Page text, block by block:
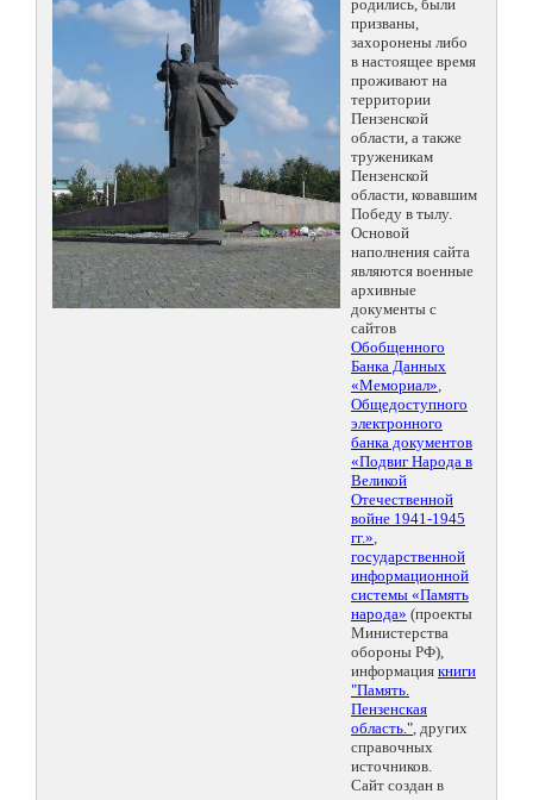
родились, были
призваны,
захоронены либо
в настоящее время
проживают на
территории
Пензенской
области, а также
труженикам
Пензенской
области, ковавшим
Победу в тылу.
Основой
наполнения сайта
являются военные
архивные
документы с
сайтов
Обобщенного
Банка Данных
«Мемориал»,
Общедоступного
электронного
банка документов
«Подвиг Народа в
Великой
Отечественной
войне 1941-1945
гг.»,
государственной
информационной
системы «Память
народа» (проекты
Министерства
обороны РФ),
информация книги
"Память.
Пензенская
область.", других
справочных
источников.
Сайт создан в